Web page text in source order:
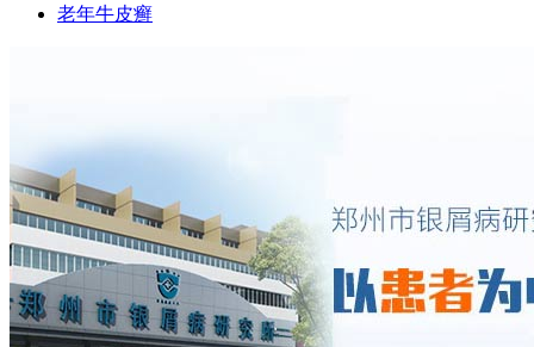
老年牛皮癣